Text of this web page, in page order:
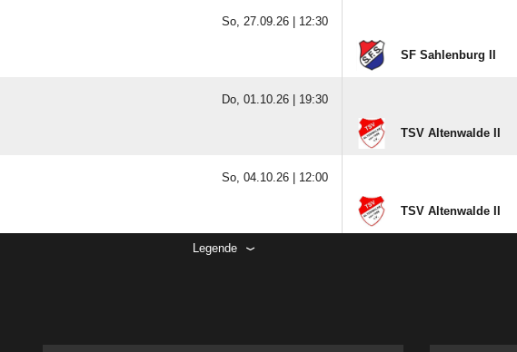
So, 27.09.26 | 12:30
SF Sahlenburg II
Do, 01.10.26 | 19:30
TSV Altenwalde II
So, 04.10.26 | 12:00
TSV Altenwalde II
Legende